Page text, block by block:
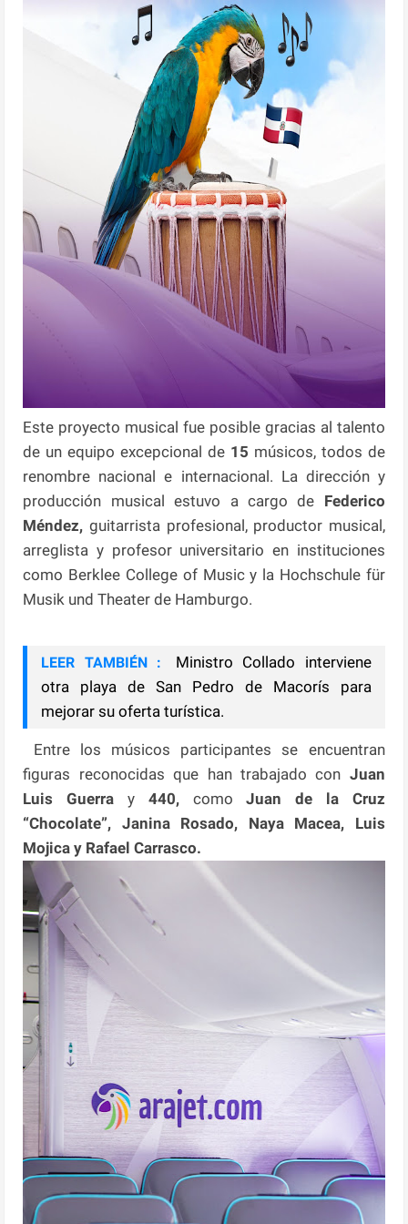
Este proyecto musical fue posible gracias al talento
de un equipo excepcional de 15 músicos, todos de
renombre nacional e internacional. La dirección y
producción musical estuvo a cargo de Federico
Méndez, guitarrista profesional, productor musical,
arreglista y profesor universitario en instituciones
como Berklee College of Music y la Hochschule für
Musik und Theater de Hamburgo.
LEER TAMBIÉN :
Ministro Collado interviene
otra playa de San Pedro de Macorís para
mejorar su oferta turística.
Entre los músicos participantes se encuentran
figuras reconocidas que han trabajado con Juan
Luis Guerra y 440,como Juan de la Cruz
“Chocolate”, Janina Rosado, Naya Macea, Luis
Mojica y Rafael Carrasco.